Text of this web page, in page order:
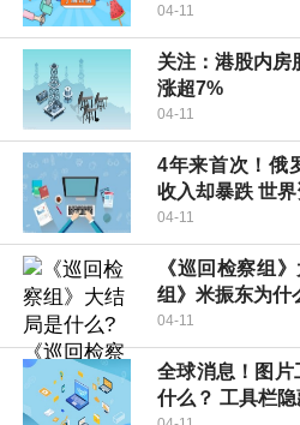
04-11
关注：港股内房
涨超7%
04-11
4年来首次！俄
收入却暴跌 世
04-11
《巡回检察组
组》米振东为什
04-11
全球消息！图
什么？ 工具栏